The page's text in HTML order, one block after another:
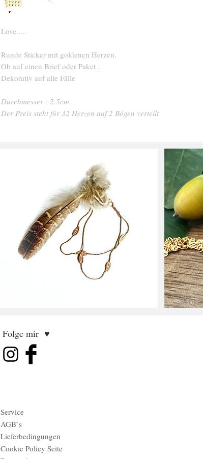
Love.....
Runde Sticker mit goldenen Herzen.
Ob auf einen Brief oder Paket .
Dekorativ auf alle Fälle
Durchmesser : 2.5cm
Der Preis steht für 32 Herzen auf 2 Bögen verteilt
Folge mir ♥
Service
AGB`s
Lieferbedingungen
Cookie Policy Seite